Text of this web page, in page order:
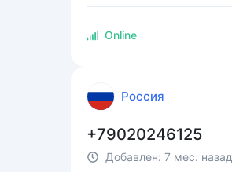
Online
Россия
+79020246125
Добавлен: 7 мес. назад